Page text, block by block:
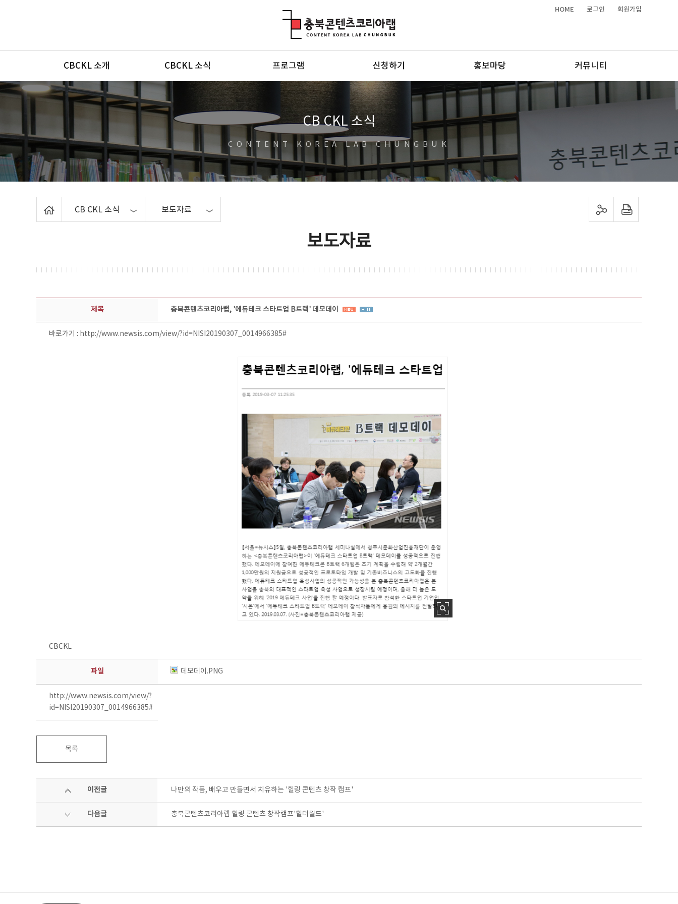
HOME 로그인 회원가입
메뉴
CBCKL 소개 CBCKL 소식 프로그램 신청하기 홍보마당 커뮤니티
CB CKL 소식
CONTENT KOREA LAB CHUNGBUK
CB CKL 소식 보도자료 sns 공유하기 프린트하기
보도자료
보도자료 상세보기 - 제목, 담당부서, 담당자, 담당연락처, 내용, 첨부파일 정보 제공
제목 충북콘텐츠코리아랩, '에듀테크 스타트업 B트랙' 데모데이
바로가기 : http://www.newsis.com/view/?id=NISI20190307_0014966385#
CBCKL
파일 데모데이.PNG
http://www.newsis.com/view/?
id=NISI20190307_0014966385#
목록
이전글 나만의 작품, 배우고 만들면서 치유하는 '힐링 콘텐츠 창작 캠프'
다음글 충북콘텐츠코리아랩 힐링 콘텐츠 창작캠프'힐더월드'